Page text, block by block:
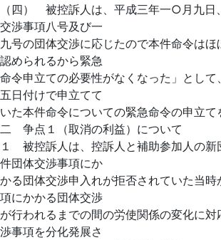
（四） 被控訴人は、平成三年一○月九日
交渉事項八号及び一
九号の団体交渉に応じたので本件命令はほ
認められるから緊急
命令申立ての必要性がなくなった」として
五日付けで申立てて
いた本件命令についての緊急命令の申立て
二 争点１（取消の利益）について
１ 被控訴人は、控訴人と補助参加人の新
件団体交渉事項にか
かる団体交渉申入れが拒否されていた当
項にかかる団体交渉
が行われるまでの間の労使関係の変化に
渉事項を分化発展さ